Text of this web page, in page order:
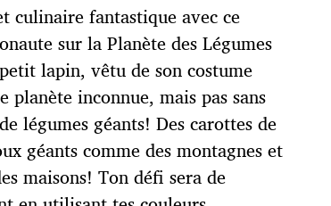
culinaire fantastique avec ce
sur la Planète des Légumes
lapin, vêtu de son costume
planète inconnue, mais pas sans
légumes géants! Des carottes de
géants comme des montagnes et
maisons! Ton défi sera de